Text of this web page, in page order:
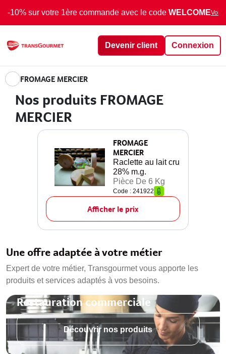
-10% sur votre 1ère commande avec le code WELCOMEVoir
Devenir client Connexion
FROMAGE MERCIER
Nos produits FROMAGE
MERCIER
FROMAGE
MERCIER
Raclette au lait cru
28% m.g.
Pièce De 6 Kg
Code : 241922
Afficher le prix
Une offre adaptée à votre métier
Expert de votre métier, Transgourmet vous apporte les
produits et services adaptés à vos besoins.
Restauration commerciale
Découvrir nos produits